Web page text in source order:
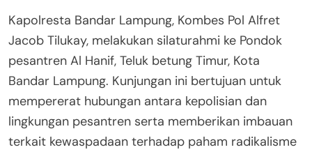
Kapolresta Bandar Lampung, Kombes Pol Alfret
Jacob Tilukay, melakukan silaturahmi ke Pondok
pesantren Al Hanif, Teluk betung Timur, Kota
Bandar Lampung. Kunjungan ini bertujuan untuk
mempererat hubungan antara kepolisian dan
lingkungan pesantren serta memberikan imbauan
terkait kewaspadaan terhadap paham radikalisme